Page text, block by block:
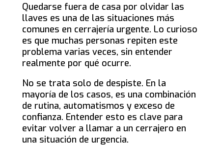
Quedarse fuera de casa por olvidar las
llaves es una de las situaciones más
comunes en cerrajería urgente. Lo curioso
es que muchas personas repiten este
problema varias veces, sin entender
realmente por qué ocurre.
No se trata solo de despiste. En la
mayoría de los casos, es una combinación
de rutina, automatismos y exceso de
confianza. Entender esto es clave para
evitar volver a llamar a un cerrajero en
una situación de urgencia.